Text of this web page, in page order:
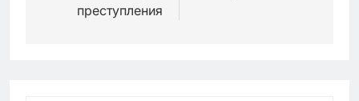
преступления